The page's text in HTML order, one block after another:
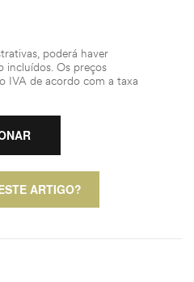
poderá haver
incluídos. Os preços
IVA de acordo com a taxa
ARTIGO?